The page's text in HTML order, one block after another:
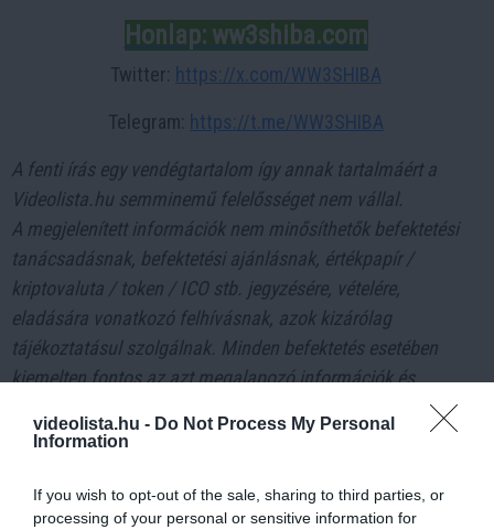
videolista.hu - Do Not Process My Personal
Information
If you wish to opt-out of the sale, sharing to third parties, or
processing of your personal or sensitive information for
Honlap: ww3shiba.com
Twitter: https://x.com/WW3SHIBA
Telegram: https://t.me/WW3SHIBA
A fenti írás egy vendégtartalom így annak tartalmáért a
Videolista.hu semminemű felelősséget nem vállal.
A megjelenített információk nem minősíthetők befektetési
tanácsadásnak, befektetési ajánlásnak, értékpapír /
kriptovaluta / token / ICO stb. jegyzésére, vételére,
eladására vonatkozó felhívásnak, azok kizárólag
tájékoztatásul szolgálnak. Minden befektetés esetében
kiemelten fontos az azt megalapozó információk és
megfontoltan, járjon el pénzügyeiben felelősségteljesen! A
magas.